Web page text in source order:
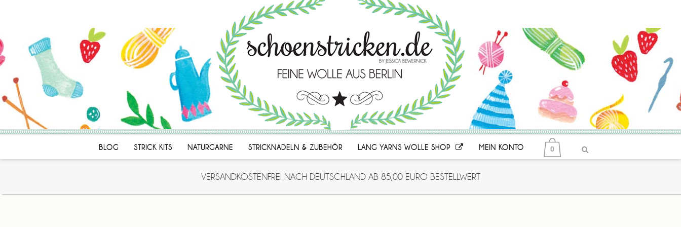
BLOG STRICK KITS NATURGARNE STRICKNADELN & ZUBEHÖR LANG YARNS WOLLE SHOP MEIN KONTO 0
VERSANDKOSTENFREI NACH DEUTSCHLAND AB 85,00 EURO BESTELLWERT